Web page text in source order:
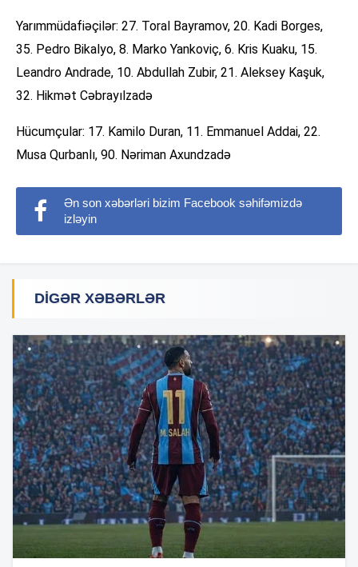
Yarımmüdafiəçilər: 27. Toral Bayramov, 20. Kadi Borges,
35. Pedro Bikalyo, 8. Marko Yankoviç, 6. Kris Kuaku, 15.
Leandro Andrade, 10. Abdullah Zubir, 21. Aleksey Kaşuk,
32. Hikmət Cəbrayılzadə
Hücumçular: 17. Kamilo Duran, 11. Emmanuel Addai, 22.
Musa Qurbanlı, 90. Nəriman Axundzadə
Ən son xəbərləri bizim Facebook səhifəmizdə
izləyin
DIGƏR XƏBƏRLƏR